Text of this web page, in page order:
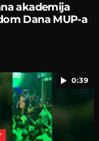
akademija
Dana MUP-a
0:39